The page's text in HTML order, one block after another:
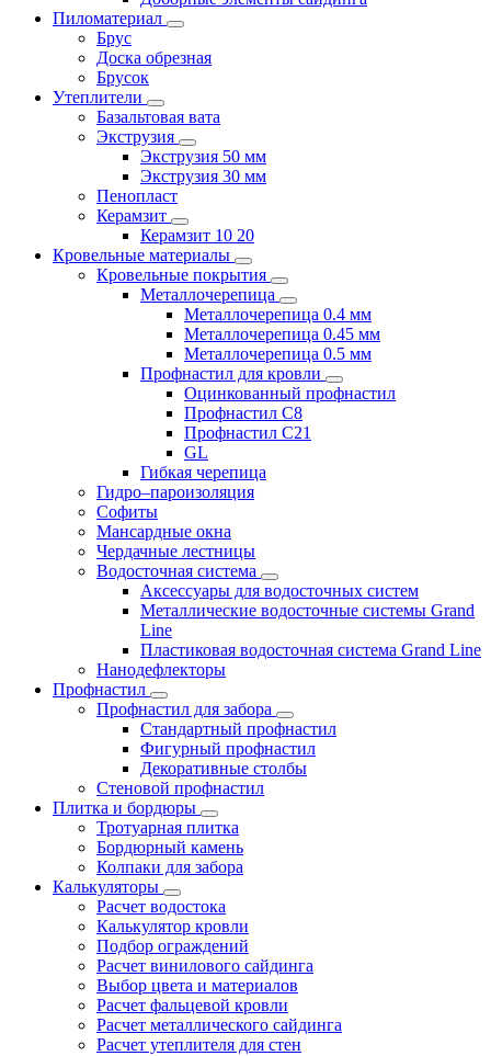
Пиломатериал
Брус
Доска обрезная
Брусок
Утеплители
Базальтовая вата
Экструзия
Экструзия 50 мм
Экструзия 30 мм
Пенопласт
Керамзит
Керамзит 10 20
Кровельные материалы
Кровельные покрытия
Металлочерепица
Металлочерепица 0.4 мм
Металлочерепица 0.45 мм
Металлочерепица 0.5 мм
Профнастил для кровли
Оцинкованный профнастил
Профнастил С8
Профнастил С21
GL
Гибкая черепица
Гидро–пароизоляция
Софиты
Мансардные окна
Чердачные лестницы
Водосточная система
Аксессуары для водосточных систем
Металлические водосточные системы Grand
Line
Пластиковая водосточная система Grand Line
Нанодефлекторы
Профнастил
Профнастил для забора
Стандартный профнастил
Фигурный профнастил
Декоративные столбы
Стеновой профнастил
Плитка и бордюры
Тротуарная плитка
Бордюрный камень
Колпаки для забора
Калькуляторы
Расчет водостока
Калькулятор кровли
Подбор ограждений
Расчет винилового сайдинга
Выбор цвета и материалов
Расчет фальцевой кровли
Расчет металлического сайдинга
Расчет утеплителя для стен